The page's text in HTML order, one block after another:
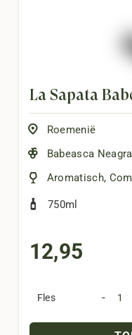
La Sapata
Roemenië
Babeasca Neagra
Aromatisch,
750ml
12,95
Fles -